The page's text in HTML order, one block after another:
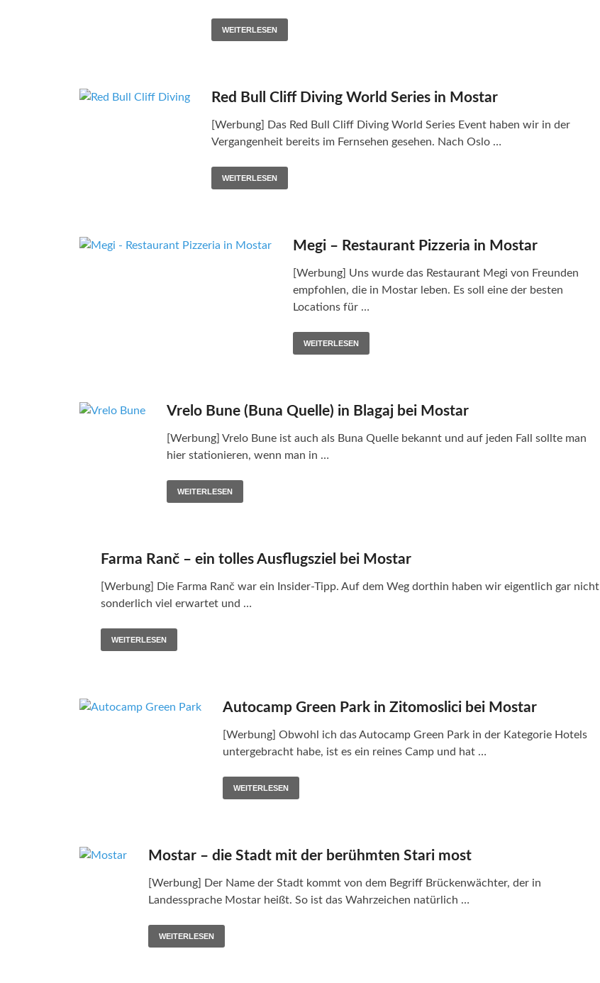
WEITERLESEN
Red Bull Cliff Diving World Series in Mostar
[Werbung] Das Red Bull Cliff Diving World Series Event haben wir in der
Vergangenheit bereits im Fernsehen gesehen. Nach Oslo …
WEITERLESEN
Megi – Restaurant Pizzeria in Mostar
[Werbung] Uns wurde das Restaurant Megi von Freunden
empfohlen, die in Mostar leben. Es soll eine der besten
Locations für …
WEITERLESEN
Vrelo Bune (Buna Quelle) in Blagaj bei Mostar
[Werbung] Vrelo Bune ist auch als Buna Quelle bekannt und auf jeden Fall sollte man
hier stationieren, wenn man in …
WEITERLESEN
Farma Ranč – ein tolles Ausflugsziel bei Mostar
[Werbung] Die Farma Ranč war ein Insider-Tipp. Auf dem Weg dorthin haben wir eigentlich gar nicht
sonderlich viel erwartet und …
WEITERLESEN
Autocamp Green Park in Zitomoslici bei Mostar
[Werbung] Obwohl ich das Autocamp Green Park in der Kategorie Hotels
untergebracht habe, ist es ein reines Camp und hat …
WEITERLESEN
Mostar – die Stadt mit der berühmten Stari most
[Werbung] Der Name der Stadt kommt von dem Begriff Brückenwächter, der in
Landessprache Mostar heißt. So ist das Wahrzeichen natürlich …
WEITERLESEN